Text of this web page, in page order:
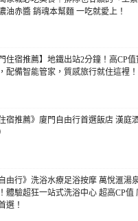
油赤醬 銷魂本幫麵 一吃就愛上！
門住宿推薦】地鐵出站2分鐘！高CP
配備智能管家，質感旅行就住這裡！
宿推薦》廈門自由行首選飯店 漢庭
由行》洗浴水療足浴按摩 萬悅滙湯
體驗超狂一站式洗浴中心 超高CP值
選！